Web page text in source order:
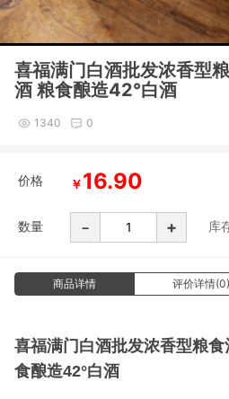
喜福满门白酒批发浓香型
酒 粮食酿造42°白酒
1340 0
价格 ￥16.90
数量 - + 库
商品详情 评价详情(0)
喜福满门白酒批发浓香型粮
食酿造42°白酒